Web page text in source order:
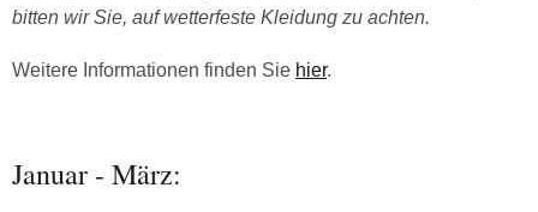
bitten wir Sie, auf wetterfeste Kleidung zu achten.
Weitere Informationen finden Sie hier.
Januar - März: